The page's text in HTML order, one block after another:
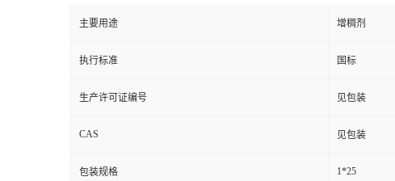
主要用途 增稠剂
执行标准 国标
生产许可证编号 见包装
CAS 见包装
包装规格 1*25